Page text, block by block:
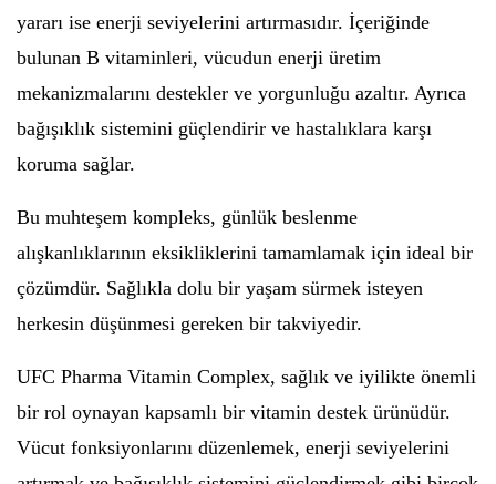
yararı ise enerji seviyelerini artırmasıdır. İçeriğinde
bulunan B vitaminleri, vücudun enerji üretim
mekanizmalarını destekler ve yorgunluğu azaltır. Ayrıca
bağışıklık sistemini güçlendirir ve hastalıklara karşı
koruma sağlar.
Bu muhteşem kompleks, günlük beslenme
alışkanlıklarının eksikliklerini tamamlamak için ideal bir
çözümdür. Sağlıkla dolu bir yaşam sürmek isteyen
herkesin düşünmesi gereken bir takviyedir.
UFC Pharma Vitamin Complex, sağlık ve iyilikte önemli
bir rol oynayan kapsamlı bir vitamin destek ürünüdür.
Vücut fonksiyonlarını düzenlemek, enerji seviyelerini